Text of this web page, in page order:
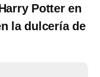
Potter en
la dulcería de